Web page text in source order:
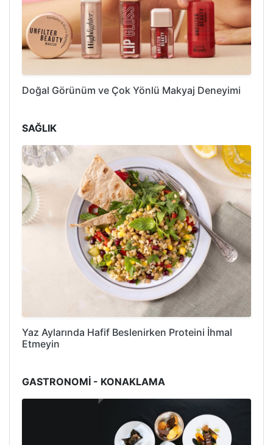
Doğal Görünüm ve Çok Yönlü Makyaj Deneyimi
SAĞLIK
Yaz Aylarında Hafif Beslenirken Proteini İhmal
Etmeyin
GASTRONOMİ - KONAKLAMA